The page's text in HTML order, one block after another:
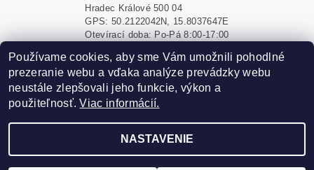
Hradec Králové 500 04
GPS: 50.2122042N, 15.8037647E
Otevírací doba: Po-Pá 8:00-17:00
Shoptet.sk MôjPrvýEshop.sk
Vytvoril Shoptet
Používame cookies, aby sme Vám umožnili pohodlné
prezeranie webu a vďaka analýze prevádzky webu
neustále zlepšovali jeho funkcie, výkon a
použiteľnosť.Viac informácií.
NASTAVENIE